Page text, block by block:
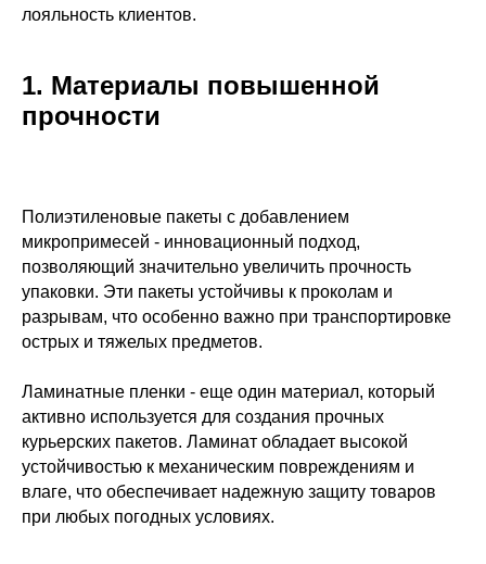
лояльность клиентов.
1. Материалы повышенной
прочности
Полиэтиленовые пакеты с добавлением
микропримесей - инновационный подход,
позволяющий значительно увеличить прочность
упаковки. Эти пакеты устойчивы к проколам и
разрывам, что особенно важно при транспортировке
острых и тяжелых предметов.
Ламинатные пленки - еще один материал, который
активно используется для создания прочных
курьерских пакетов. Ламинат обладает высокой
устойчивостью к механическим повреждениям и
влаге, что обеспечивает надежную защиту товаров
при любых погодных условиях.